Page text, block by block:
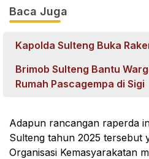
Baca Juga
Kapolda Sulteng Buka
Brimob Sulteng Bantu
Rumah Pascagempa di Sigi
Adapun rancangan raperda
Sulteng tahun 2025 tersebut
Organisasi Kemasyarakatan